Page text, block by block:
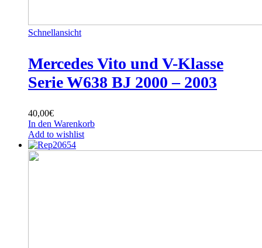
Schnellansicht
Mercedes Vito und V-Klasse
Serie W638 BJ 2000 – 2003
40,00€
In den Warenkorb
Add to wishlist